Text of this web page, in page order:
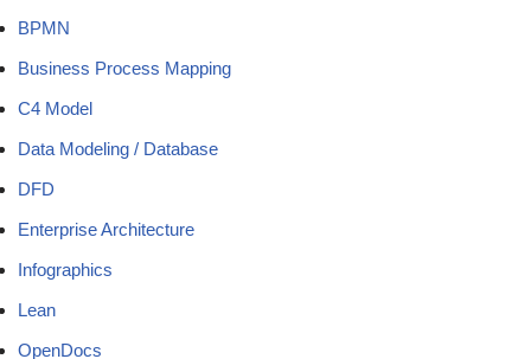
BPMN
Business Process Mapping
C4 Model
Data Modeling / Database
DFD
Enterprise Architecture
Infographics
Lean
OpenDocs